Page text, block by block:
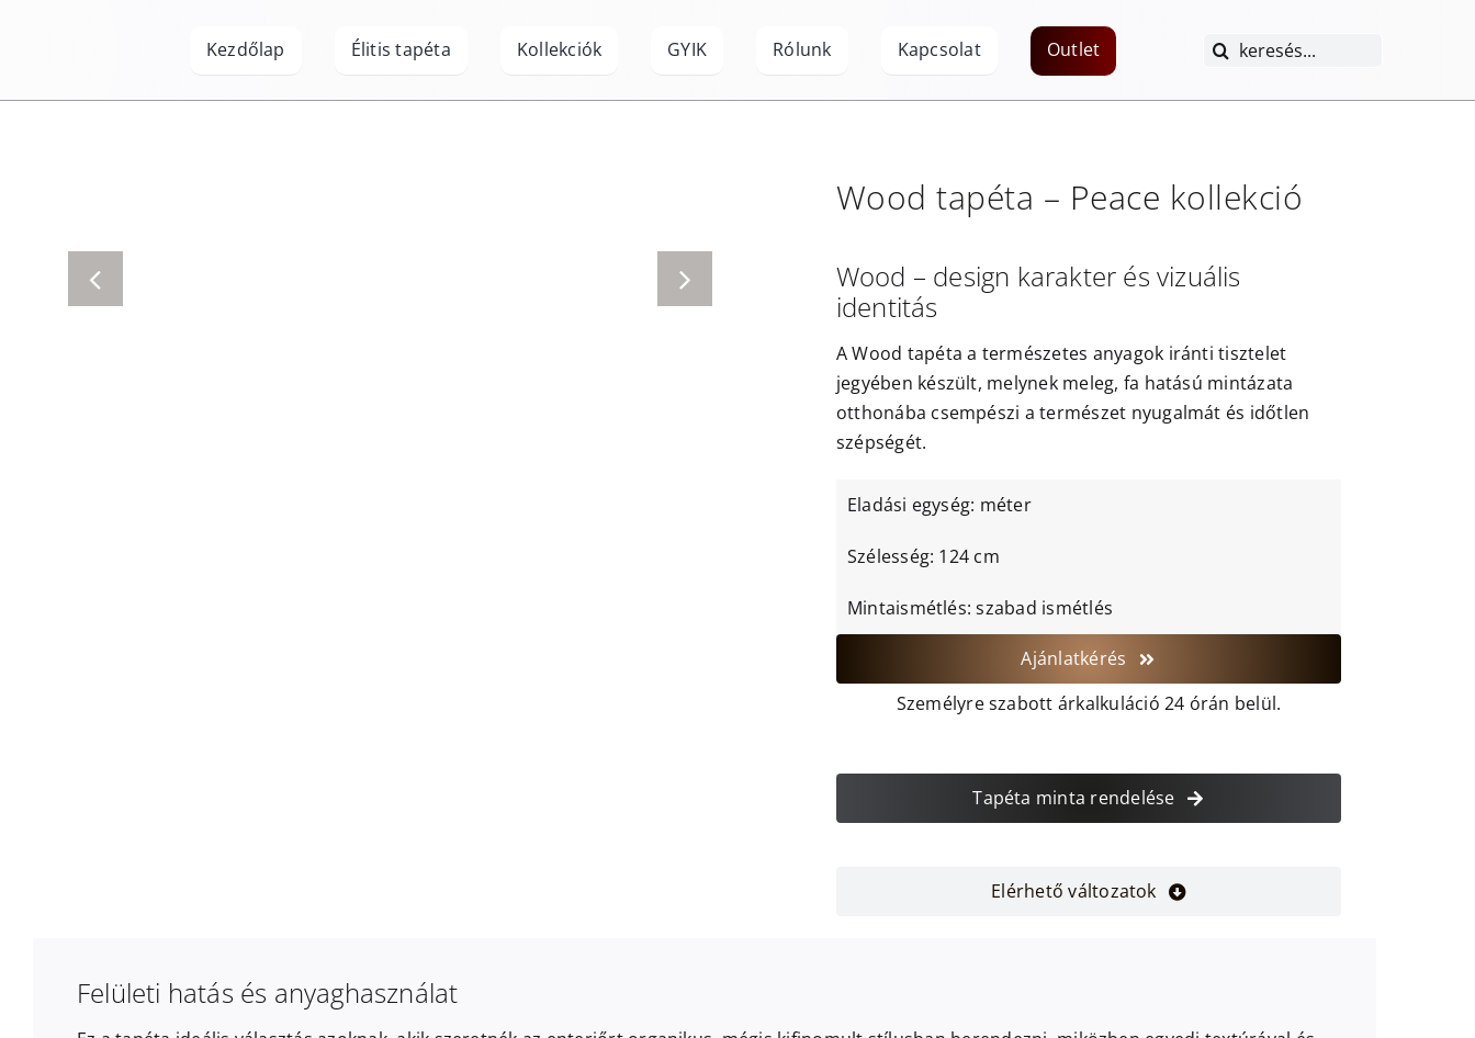
Kezdőlap
Élitis tapéta Kollekciók GYIK Rólunk Kapcsolat Outlet Keresés...
Wood tapéta – Peace kollekció
Wood – design karakter és vizuális
identitás
A Wood tapéta a természetes anyagok iránti tisztelet
jegyében készült, melynek meleg, fa hatású mintázata
otthonába csempészi a természet nyugalmát és időtlen
szépségét.
Eladási egység: méter
Szélesség: 124 cm
Mintaismétlés: szabad ismétlés
Ajánlatkérés
Személyre szabott árkalkuláció 24 órán belül.
Tapéta minta rendelése
Elérhető változatok
Felületi hatás és anyaghasználat